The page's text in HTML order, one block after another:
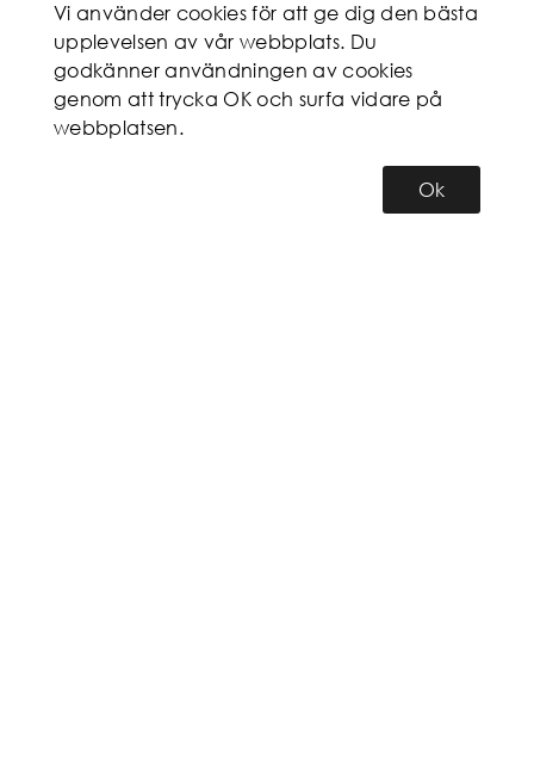
Vi använder cookies för att ge dig den bästa
upplevelsen av vår webbplats. Du
godkänner användningen av cookies
genom att trycka OK och surfa vidare på
webbplatsen.
Ok